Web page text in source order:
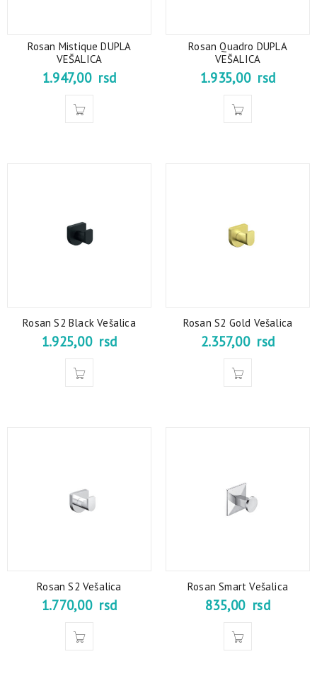
Rosan Mistique DUPLA
VEŠALICA
1.947,00 rsd
Rosan Quadro DUPLA
VEŠALICA
1.935,00 rsd
Rosan S2 Black Vešalica
1.925,00 rsd
Rosan S2 Gold Vešalica
2.357,00 rsd
Rosan S2 Vešalica
1.770,00 rsd
Rosan Smart Vešalica
835,00 rsd